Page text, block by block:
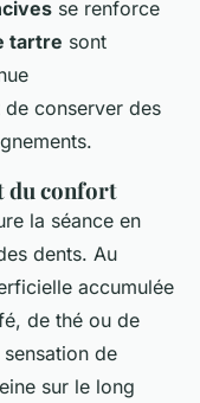
se renforce
tartre sont
conserver des
du confort
la séance en
dents. Au
accumulée
de thé ou de
de
sur le long